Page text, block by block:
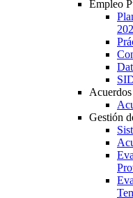
Empleo
Gestión